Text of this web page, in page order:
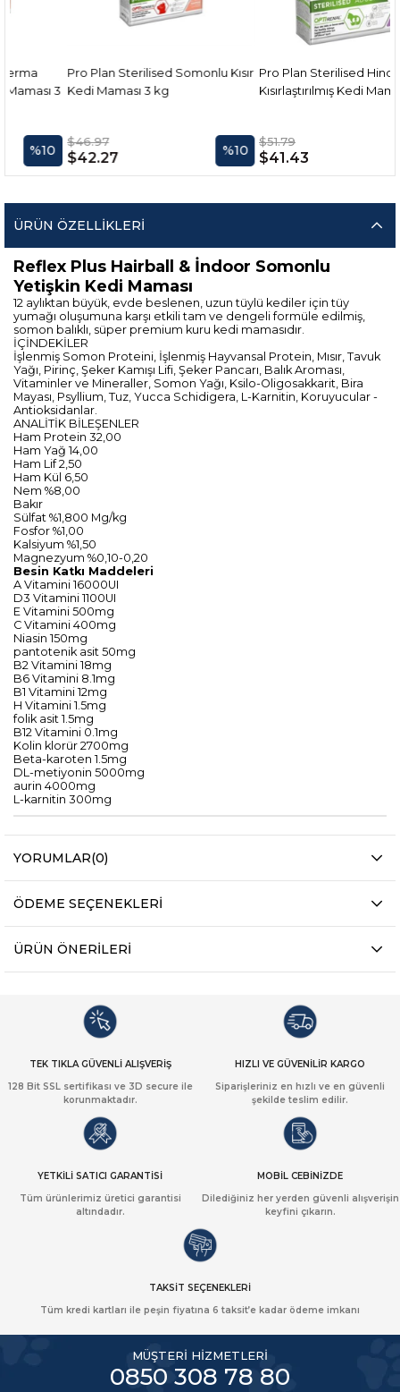
Pro Plan Sterilised Somonlu Kısır
Kedi Maması 3 kg
$46.97
$42.27
Pro Plan Sterilised Hindili
Kısırlaştırılmış Kedi Maması 3 kg
$51.79
$41.43
ÜRÜN ÖZELLIKLERI
Reflex Plus Hairball & İndoor Somonlu
Yetişkin Kedi Maması
12 aylıktan büyük, evde beslenen, uzun tüylü kediler için tüy
yumağı oluşumuna karşı etkili tam ve dengeli formüle edilmiş,
somon balıklı, süper premium kuru kedi mamasıdır.
İÇİNDEKİLER
İşlenmiş Somon Proteini, İşlenmiş Hayvansal Protein, Mısır, Tavuk
Yağı, Pirinç, Şeker Kamışı Lifi, Şeker Pancarı, Balık Aroması,
Vitaminler ve Mineraller, Somon Yağı, Ksilo-Oligosakkarit, Bira
Mayası, Psyllium, Tuz, Yucca Schidigera, L-Karnitin, Koruyucular -
Antioksidanlar.
ANALİTİK BİLEŞENLER
Ham Protein 32,00
Ham Yağ 14,00
Ham Lif 2,50
Ham Kül 6,50
Nem %8,00
Bakır
Sülfat %1,800 Mg/kg
Fosfor %1,00
Kalsiyum %1,50
Magnezyum %0,10-0,20
Besin Katkı Maddeleri
A Vitamini 16000UI
D3 Vitamini 1100UI
E Vitamini 500mg
C Vitamini 400mg
Niasin 150mg
pantotenik asit 50mg
B2 Vitamini 18mg
B6 Vitamini 8.1mg
B1 Vitamini 12mg
H Vitamini 1.5mg
folik asit 1.5mg
B12 Vitamini 0.1mg
Kolin klorür 2700mg
Beta-karoten 1.5mg
DL-metiyonin 5000mg
aurin 4000mg
L-karnitin 300mg
YORUMLAR(0)
ÖDEME SEÇENEKLERI
ÜRÜN ÖNERILERI
TEK TIKLA GÜVENLİ ALIŞVERİŞ
128 Bit SSL sertifikası ve 3D secure ile
korunmaktadır.
HIZLI VE GÜVENİLİR KARGO
Siparişleriniz en hızlı ve en güvenli
şekilde teslim edilir.
YETKİLİ SATICI GARANTİSİ
Tüm ürünlerimiz üretici garantisi
altındadır.
MOBİL CEBİNİZDE
Dilediğiniz her yerden güvenli alışverişin
keyfini çıkarın.
TAKSİT SEÇENEKLERİ
Tüm kredi kartları ile peşin fiyatına 6 taksit’e kadar ödeme imkanı
MÜŞTERİ HİZMETLERİ
0850 308 78 80